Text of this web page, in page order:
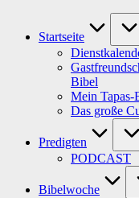
Startseite
Bibel
Mein Tapas-
Das große
Predigten
PODCAST
Bibelwoche